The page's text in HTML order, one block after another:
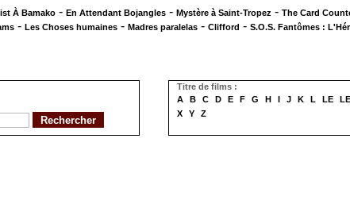
À Bamako - En Attendant Bojangles - Mystère à Saint-Tropez - The Card
- Les Choses humaines - Madres paralelas - Clifford - S.O.S. Fantômes :
Titre de films :
A
B C D E F G H I J K L LE
X
Y Z